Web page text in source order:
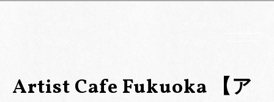
Artist Cafe Fukuoka 【ア